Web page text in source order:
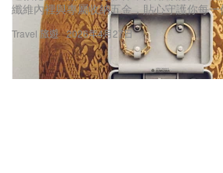
Travel 旅遊
纖維內裡與專屬收納五金，貼心守護你每一
2026年4月27日